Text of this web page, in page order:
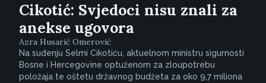
Cikotić: Svjedoci nisu znali za
anekse ugovora
Azra Husarić Omerović
Na suđenju Selmi Cikotiću, aktuelnom ministru sigurnosti
Bosne i Hercegovine optuženom za zloupotrebu
položaja te oštetu državnog budžeta za oko 9,7 miliona